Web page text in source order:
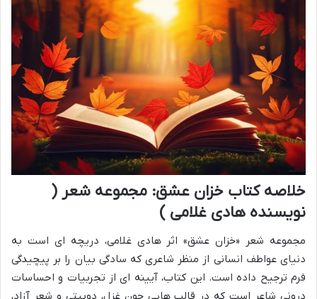
خلاصه کتاب خزان عشق: مجموعه شعر (
نویسنده هادی غلامی )
مجموعه شعر «خزان عشق» اثر هادی غلامی، دریچه ای است به
دنیای عواطف انسانی از منظر شاعری که سادگی بیان را بر پیچیدگی
فرم ترجیح داده است. این کتاب، آیینه ای از تجربیات و احساسات
درونی شاعر است که در قالب هایی چون غزل، دوبیتی و شعر آزاد،